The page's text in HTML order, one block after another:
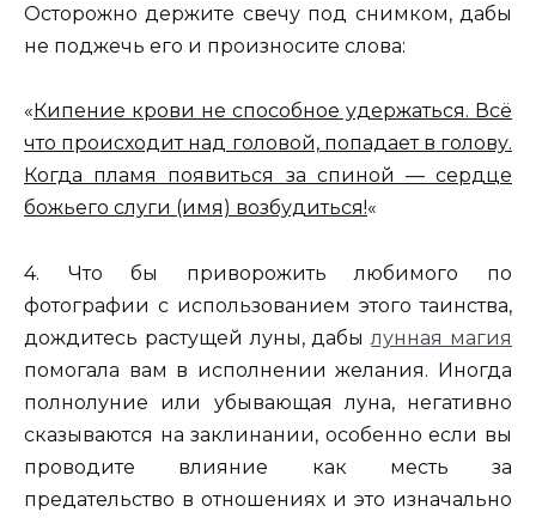
Осторожно держите свечу под снимком, дабы
не поджечь его и произносите слова:
« Кипение крови не способное удержаться. Всё
что происходит над головой, попадает в голову.
Когда пламя появиться за спиной — сердце
божьего слуги (имя) возбудиться!«
4. Что бы приворожить любимого по
фотографии с использованием этого таинства,
дождитесь растущей луны, дабылунная магия
помогала вам в исполнении желания. Иногда
полнолуние или убывающая луна, негативно
сказываются на заклинании, особенно если вы
проводите влияние как месть за
предательство в отношениях и это изначально